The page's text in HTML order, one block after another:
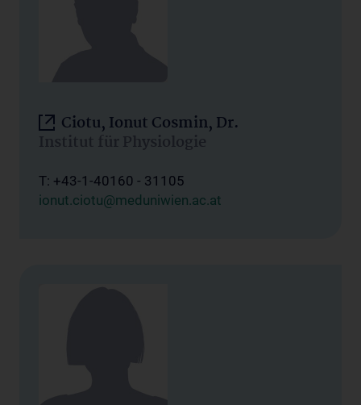
Ciotu, Ionut Cosmin, Dr.
Institut für Physiologie
T: +43-1-40160 - 31105
ionut.ciotu@meduniwien.ac.at